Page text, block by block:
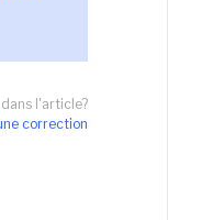
l'article?
correction